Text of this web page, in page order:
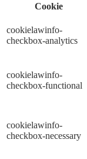
Cookie
cookielawinfo-
checkbox-analytics
cookielawinfo-
checkbox-functional
cookielawinfo-
checkbox-necessary